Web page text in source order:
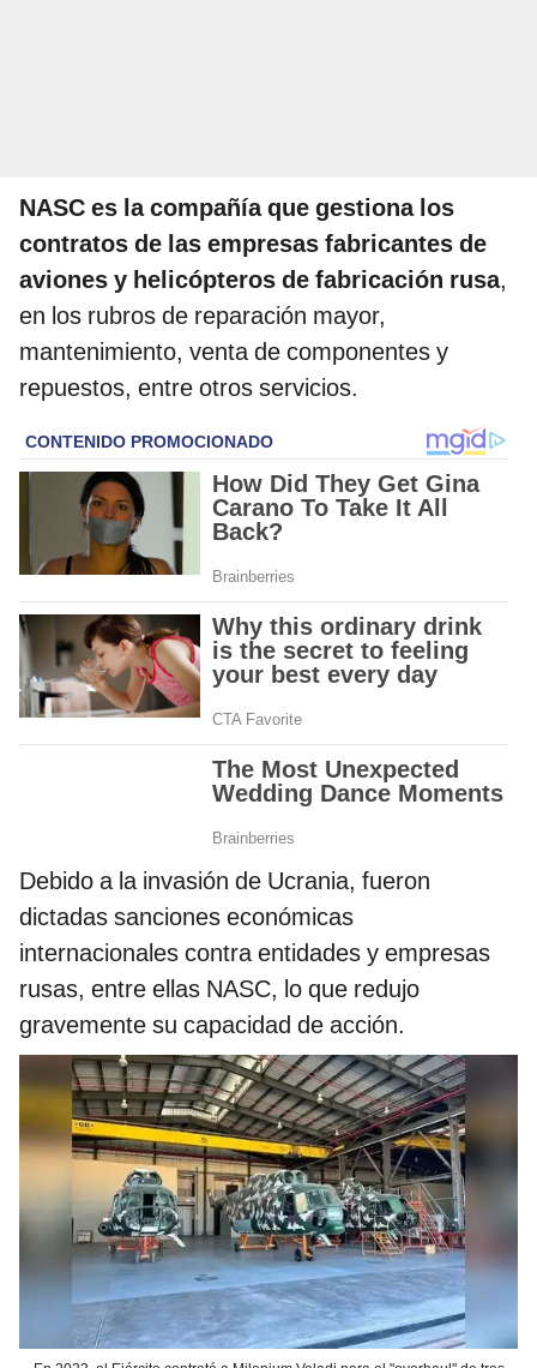
NASC es la compañía que gestiona los
contratos de las empresas fabricantes de
aviones y helicópteros de fabricación rusa,
en los rubros de reparación mayor,
mantenimiento, venta de componentes y
repuestos, entre otros servicios.
Debido a la invasión de Ucrania, fueron
dictadas sanciones económicas
internacionales contra entidades y empresas
rusas, entre ellas NASC, lo que redujo
gravemente su capacidad de acción.